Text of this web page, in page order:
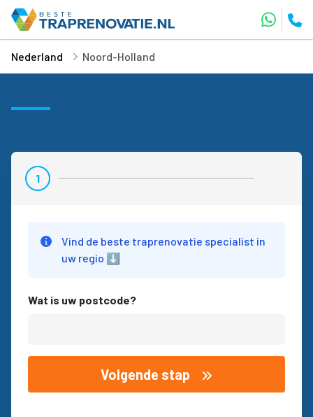
Nederland Noord-Holland
1
Stap 1
Vind de beste traprenovatie specialist in
uw regio ⬇️
Wat is uw postcode?
Volgende stap